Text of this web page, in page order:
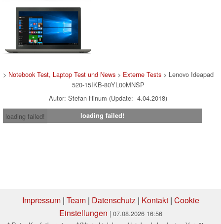
> Notebook Test, Laptop Test und News> Externe Tests> Lenovo Ideapad
520-15IKB-80YL00MNSP
Autor: Stefan Hinum (Update: 4.04.2018)
loading failed!
loading failed!
Impressum| Team| Datenschutz| Kontakt| Cookie
Einstellungen | 07.08.2026 16:56